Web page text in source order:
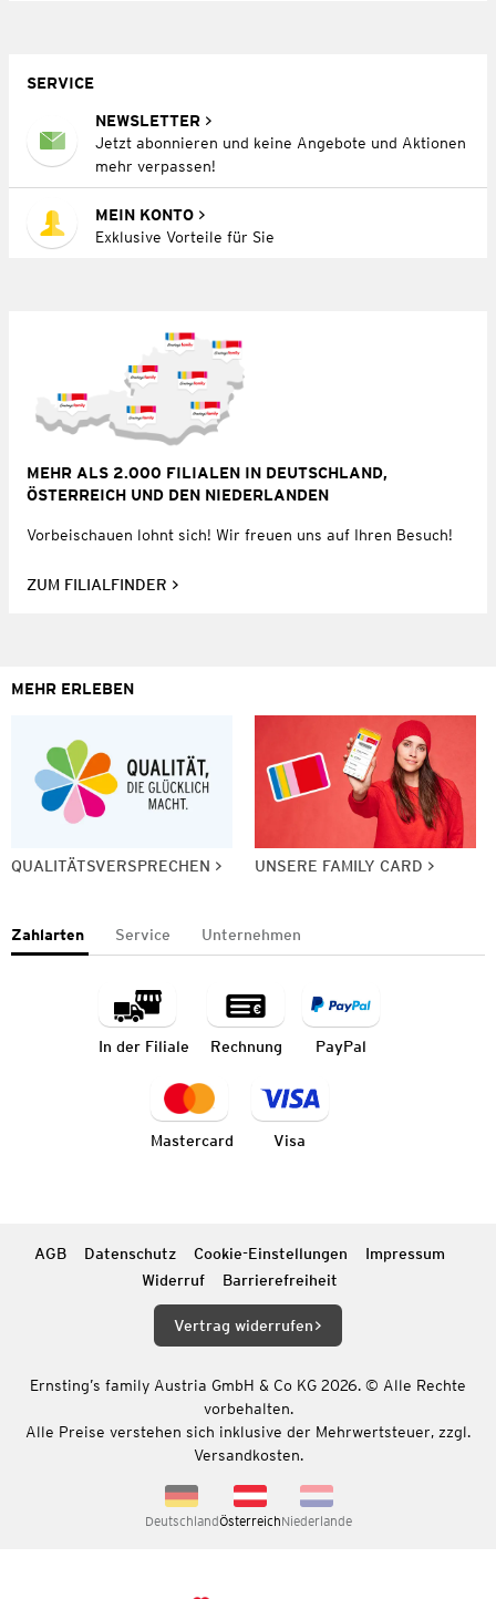
SERVICE
NEWSLETTER
Jetzt abonnieren und keine Angebote und Aktionen
mehr verpassen!
MEIN KONTO
Exklusive Vorteile für Sie
MEHR ALS 2.000 FILIALEN IN DEUTSCHLAND,
ÖSTERREICH UND DEN NIEDERLANDEN
Vorbeischauen lohnt sich! Wir freuen uns auf Ihren Besuch!
ZUM FILIALFINDER
MEHR ERLEBEN
QUALITÄTSVERSPRECHEN UNSERE FAMILY CARD
Zahlarten Service Unternehmen
In der Filiale Rechnung PayPal
Mastercard Visa
AGB Datenschutz Cookie-Einstellungen
Impressum
Widerruf
Barrierefreiheit
Vertrag widerrufen
Ernsting’s family Austria GmbH & Co KG 2026. © Alle Rechte
vorbehalten.
Alle Preise verstehen sich inklusive der Mehrwertsteuer, zzgl.
Versandkosten.
DeutschlandÖsterreichNiederlande